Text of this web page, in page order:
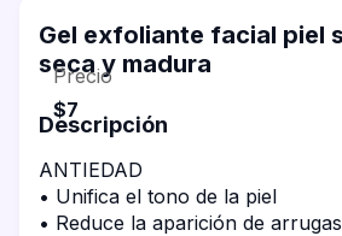
Gel exfoliante facial piel sensible,
seca y madura
Precio
$7
Descripción
ANTIEDAD
• Unifica el tono de la piel
• Reduce la aparición de arrugas